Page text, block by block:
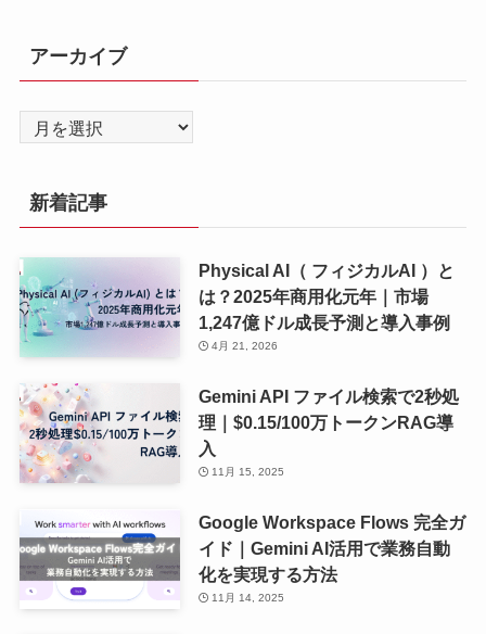
アーカイブ
ー
イ
ブ
新着記事
Physical AI（ フィジカルAI ）と
は？2025年商用化元年｜市場
1,247億ドル成長予測と導入事例
4月 21, 2026
Gemini API ファイル検索で2秒処
理｜$0.15/100万トークンRAG導
入
11月 15, 2025
Google Workspace Flows 完全ガ
イド｜Gemini AI活用で業務自動
化を実現する方法
11月 14, 2025